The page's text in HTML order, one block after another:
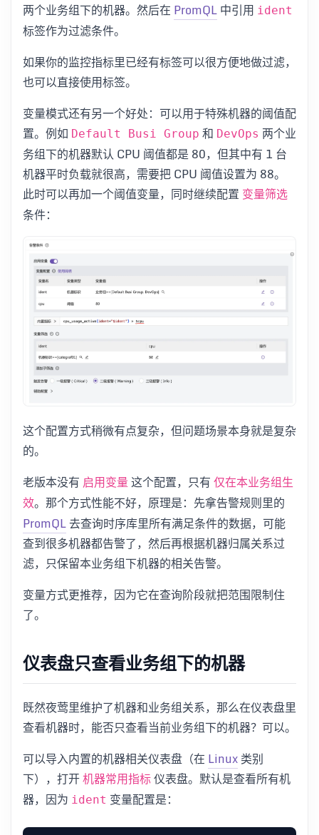
两个业务组下的机器。然后在 PromQL中引用 ident
标签作为过滤条件。
如果你的监控指标里已经有标签可以很方便地做过滤，
也可以直接使用标签。
变量模式还有另一个好处：可以用于特殊机器的阈值配
置。例如 Default Busi Group 和 DevOps 两个业
务组下的机器默认 CPU 阈值都是 80，但其中有 1 台
机器平时负载就很高，需要把 CPU 阈值设置为 88。
此时可以再加一个阈值变量，同时继续配置 变量筛选
条件：
这个配置方式稍微有点复杂，但问题场景本身就是复杂
的。
老版本没有 启用变量 这个配置，只有 仅在本业务组生
效。那个方式性能不好，原理是：先拿告警规则里的
PromQL去查询时序库里所有满足条件的数据，可能
查到很多机器都告警了，然后再根据机器归属关系过
滤，只保留本业务组下机器的相关告警。
变量方式更推荐，因为它在查询阶段就把范围限制住
了。
仪表盘只查看业务组下的机器
既然夜莺里维护了机器和业务组关系，那么在仪表盘里
查看机器时，能否只查看当前业务组下的机器？可以。
可以导入内置的机器相关仪表盘（在 Linux类别
下），打开 机器常用指标 仪表盘。默认是查看所有机
器，因为 ident 变量配置是：